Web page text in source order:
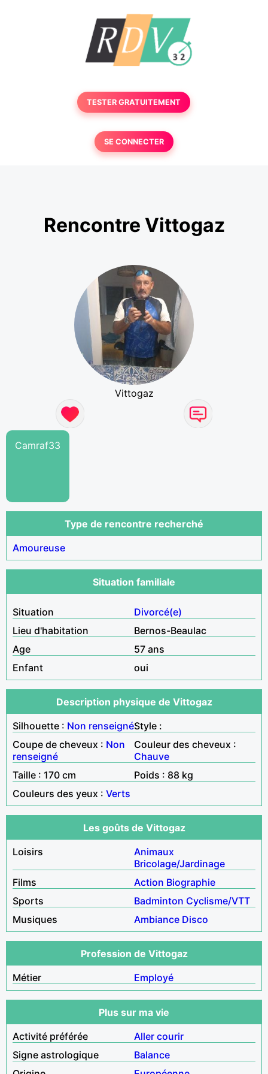
TESTER GRATUITEMENT
SE CONNECTER
Rencontre Vittogaz
Vittogaz
Camraf33
Type de rencontre recherché
Amoureuse
Situation familiale
Situation
Divorcé(e)
Lieu d'habitation
Bernos-Beaulac
Age
57 ans
Enfant
oui
Description physique de Vittogaz
Silhouette : Non renseignéStyle :
Coupe de cheveux : Non
renseigné
Couleur des cheveux :
Chauve
Taille : 170 cm
Poids : 88 kg
Couleurs des yeux : Verts
Les goûts de Vittogaz
Loisirs
Animaux
Bricolage/Jardinage
Films
Action Biographie
Sports
Badminton Cyclisme/VTT
Musiques
Ambiance Disco
Profession de Vittogaz
Métier
Employé
Plus sur ma vie
Activité préférée
Aller courir
Signe astrologique
Balance